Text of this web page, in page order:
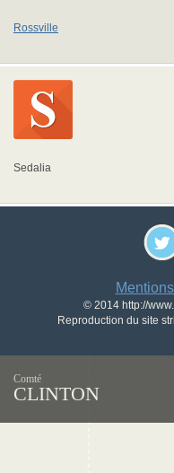
Rossville
Sedalia
© 2014 http://
Reproduction du site
Comté
CLINTON